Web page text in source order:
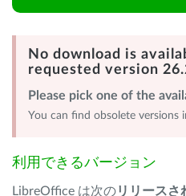
No download is
requested version
Please pick one of the
You can find obsolete versions
利用できるバージョン
LibreOffice は次のリリースさ